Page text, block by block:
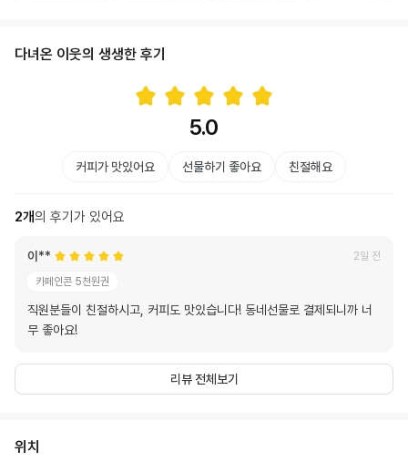
다녀온 이웃의 생생한 후기
5.0
커피가 맛있어요 선물하기 좋아요 친절해요
2개의 후기가 있어요
이**
2일 전
카페인콘 5천원권
직원분들이 친절하시고, 커피도 맛있습니다! 동네선물로 결제되니까 너
무 좋아요!
리뷰 전체보기
위치